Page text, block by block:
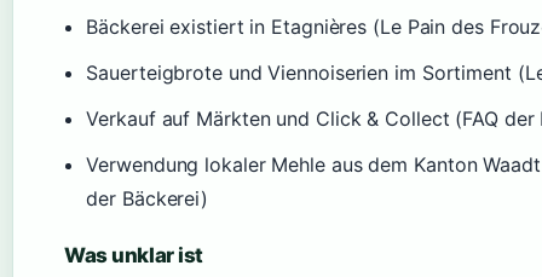
Bäckerei existiert in Etagnières (Le Pain des
Sauerteigbrote und Viennoiserien im Sortiment
Verkauf auf Märkten und Click & Collect (FAQ der
Verwendung lokaler Mehle aus dem Kanton
der Bäckerei)
Was unklar ist